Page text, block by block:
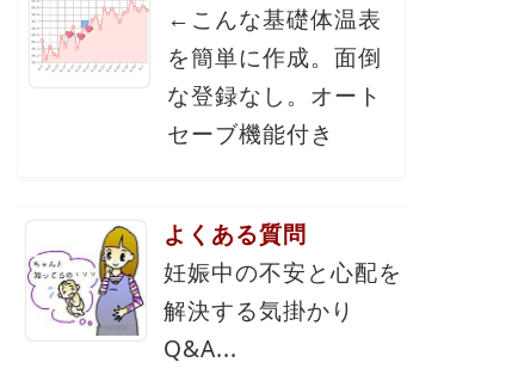
←こんな基礎体温表
を簡単に作成。面倒
な登録なし。オート
セーブ機能付き
よくある質問
妊娠中の不安と心配を
解決する気掛かり
Q&A...